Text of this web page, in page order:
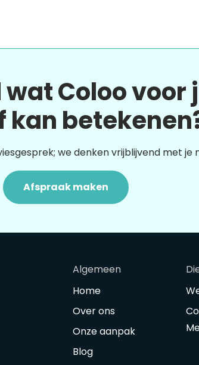
Coloo voor
kan
we denken vrijblijvend met je
Afspraak maken
Algemeen
Home
Over ons
Onze aanpak
Blog